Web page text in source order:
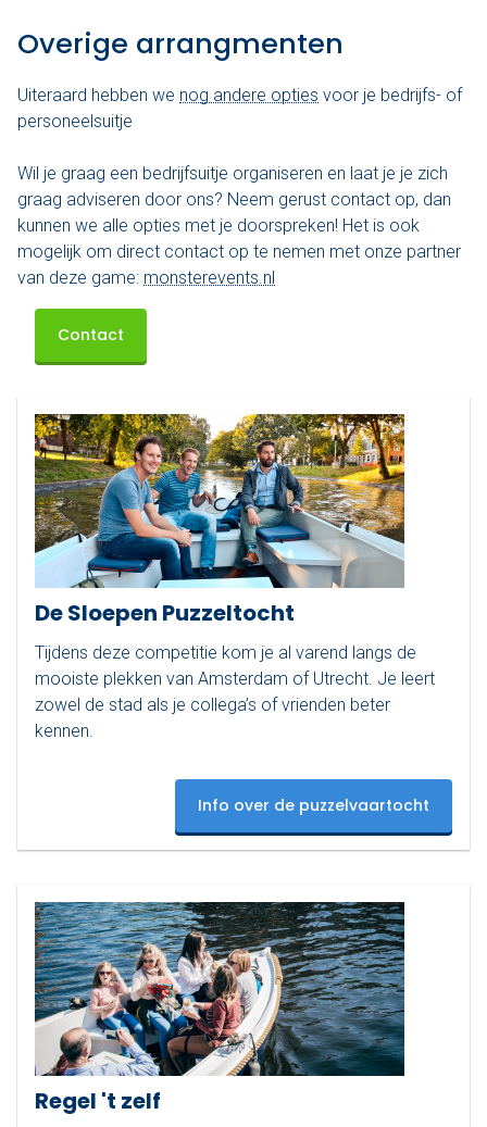
Overige arrangmenten
Uiteraard hebben we nog andere opties voor je bedrijfs- of
personeelsuitje
Wil je graag een bedrijfsuitje organiseren en laat je je zich
graag adviseren door ons? Neem gerust contact op, dan
kunnen we alle opties met je doorspreken! Het is ook
mogelijk om direct contact op te nemen met onze partner
van deze game: monsterevents.nl
Contact
De Sloepen Puzzeltocht
Tijdens deze competitie kom je al varend langs de
mooiste plekken van Amsterdam of Utrecht. Je leert
zowel de stad als je collega’s of vrienden beter
kennen.
Info over de puzzelvaartocht
Regel 't zelf